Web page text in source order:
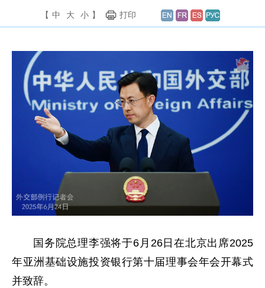
【 中 大 小 】 打印
国务院总理李强将于6月26日在北京出席2025
年亚洲基础设施投资银行第十届理事会年会开幕式
并致辞。